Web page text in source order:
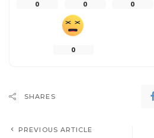
0 0 0
0
SHARES
PREVIOUS ARTICLE